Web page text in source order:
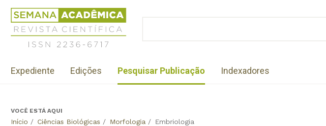
Jump
navigation
Revista
Científica
Semana
Acadêmica
2236-
Menu
institutional
Expediente Edições Pesquisar Publicação Indexadores
BackVOCÊ ESTÁ AQUI
Início / Ciências Biológicas / Morfologia / Embriologia